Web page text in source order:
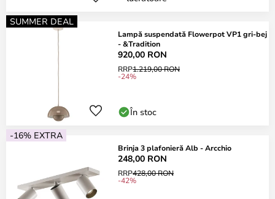
SUMMER DEAL
Lampă suspendată Flowerpot VP1 gri-bej
- &Tradition
920,00 RON
RRP1.219,00 RON
-24%
În stoc
-16% EXTRA
Brinja 3 plafonieră Alb - Arcchio
248,00 RON
RRP428,00 RON
-42%